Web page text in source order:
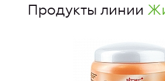
Продукты линии